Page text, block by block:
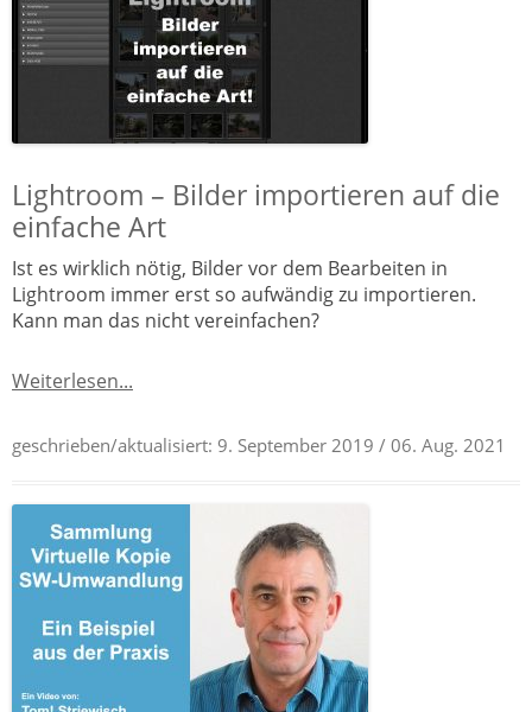
Lightroom – Bilder importieren auf die
einfache Art
Ist es wirklich nötig, Bilder vor dem Bearbeiten in
Lightroom immer erst so aufwändig zu importieren.
Kann man das nicht vereinfachen?
Weiterlesen...
geschrieben/aktualisiert: 9. September 2019 / 06. Aug. 2021